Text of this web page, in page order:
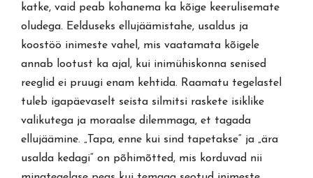
katke, vaid peab kohanema ka kõige keerulisemate
oludega. Eelduseks ellujäämistahe, usaldus ja
koostöö inimeste vahel, mis vaatamata kõigele
annab lootust ka ajal, kui inimühiskonna senised
reeglid ei pruugi enam kehtida. Raamatu tegelastel
tuleb igapäevaselt seista silmitsi raskete isiklike
valikutega ja moraalse dilemmaga, et tagada
ellujäämine. „Tapa, enne kui sind tapetakse“ ja „ära
usalda kedagi“ on põhimõtted, mis korduvad nii